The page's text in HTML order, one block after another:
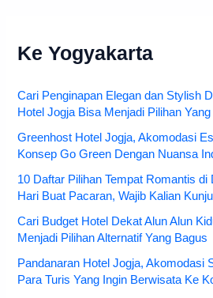
Ke Yogyakarta
Cari Penginapan Elegan dan Stylish
Hotel Jogja Bisa Menjadi Pilihan
Greenhost Hotel Jogja, Akomodasi
Konsep Go Green Dengan Nuansa
10 Daftar Pilihan Tempat Romantis di
Hari Buat Pacaran, Wajib Kalian
Cari Budget Hotel Dekat Alun Alun
Menjadi Pilihan Alternatif Yang Bagus
Pandanaran Hotel Jogja, Akomodasi
Para Turis Yang Ingin Berwisata Ke